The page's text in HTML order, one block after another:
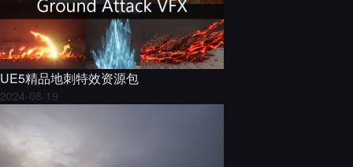
UE5精品地刺特效资源包
2024-08-19